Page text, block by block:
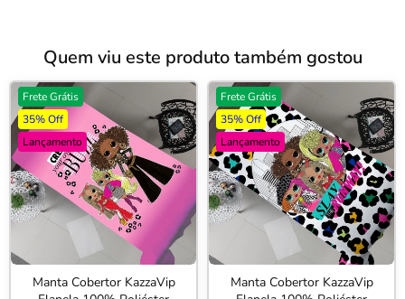
Quem viu este produto também gostou
Frete Grátis
35% Off
Lançamento
Manta Cobertor KazzaVip
Frete Grátis
35% Off
Lançamento
Manta Cobertor KazzaVip